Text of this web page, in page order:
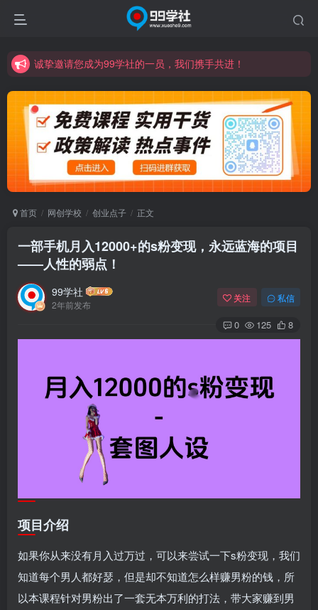
诚挚邀请您成为99学社的一员，我们携手共进！
诚挚邀请您成为99学社的一员，我们携手共进！
学习路上不孤独，99学社与你同行！分享全网优质VIP资源，炒股教程、创业教程、网络营销教程、自媒体短视频教程等，长期更新各大精品创业项目！
首页 网创学校 创业点子 正文
一部手机月入12000+的s粉变现，永远蓝海的项目
——人性的弱点！
99学社
2年前发布
关注 私信
0 125 8
项目介绍
如果你从来没有月入过万过，可以来尝试一下s粉变现，我们
知道每个男人都好瑟，但是却不知道怎么样赚男粉的钱，所
以本课程针对男粉出了一套无本万利的打法，带大家赚到男